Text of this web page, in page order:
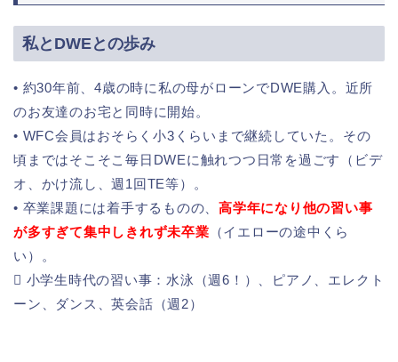
私とDWEとの歩み
• 約30年前、4歳の時に私の母がローンでDWE購入。近所
のお友達のお宅と同時に開始。
• WFC会員はおそらく小3くらいまで継続していた。その
頃まではそこそこ毎日DWEに触れつつ日常を過ごす（ビデ
オ、かけ流し、週1回TE等）。
• 卒業課題には着手するものの、高学年になり他の習い事
が多すぎて集中しきれず未卒業 （イエローの途中くら
い）。
 小学生時代の習い事：水泳（週6！）、ピアノ、エレクト
ーン、ダンス、英会話（週2）